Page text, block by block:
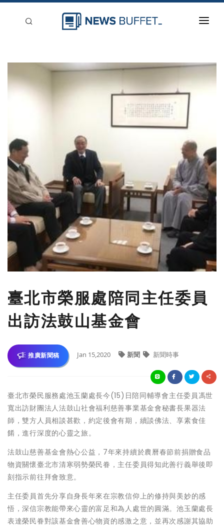
新聞稿分類
登入
臺北市榮服處陪同主任委員
出訪法鼓山基金會
推廣新聞稿 Jan 15,2020 新聞 新聞時事
臺北市榮民服務處池玉蘭處長今(15)日陪同輔導會主任委員馮世
寬出訪財團法人法鼓山社會福利慈善事業基金會秘書長果器法
師，雙方人員相談甚歡，約定後會有期，續談佛法、享素食佳
餚，進行深度的心靈之旅。
法鼓山慈善基金會熱心公益，7年來持續於農曆春節前捐贈食品
物資關懷臺北市清寒弱勢榮民眷，主任委員得知此善行義舉後即
刻指示前往拜會致意。
主任委員首先分享自身長年來在宗教信仰上的修持與美妙的感
悟，深信宗教能帶來心靈的富足和為人處世的圓滿。池玉蘭處長
表達榮民眷對該基金會善心物資的感激之意，並再次感謝其協助